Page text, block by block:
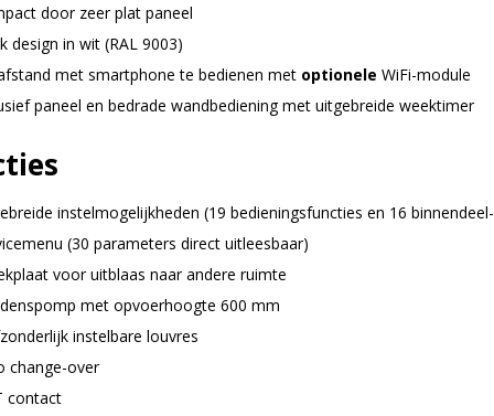
door zeer plat paneel
design in wit (RAL 9003)
met smartphone te bedienen met optionele WiFi-module
paneel en bedrade wandbediening met uitgebreide weektimer
instelmogelijkheden (19 bedieningsfuncties en 16
(30 parameters direct uitleesbaar)
voor uitblaas naar andere ruimte
met opvoerhoogte 600 mm
instelbare louvres
change-over
contact